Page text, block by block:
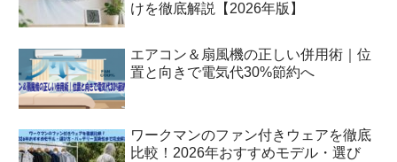
けを徹底解説【2026年版】
エアコン＆扇風機の正しい併用術｜位
置と向きで電気代30%節約へ
ワークマンのファン付きウェアを徹底
比較！2026年おすすめモデル・選び